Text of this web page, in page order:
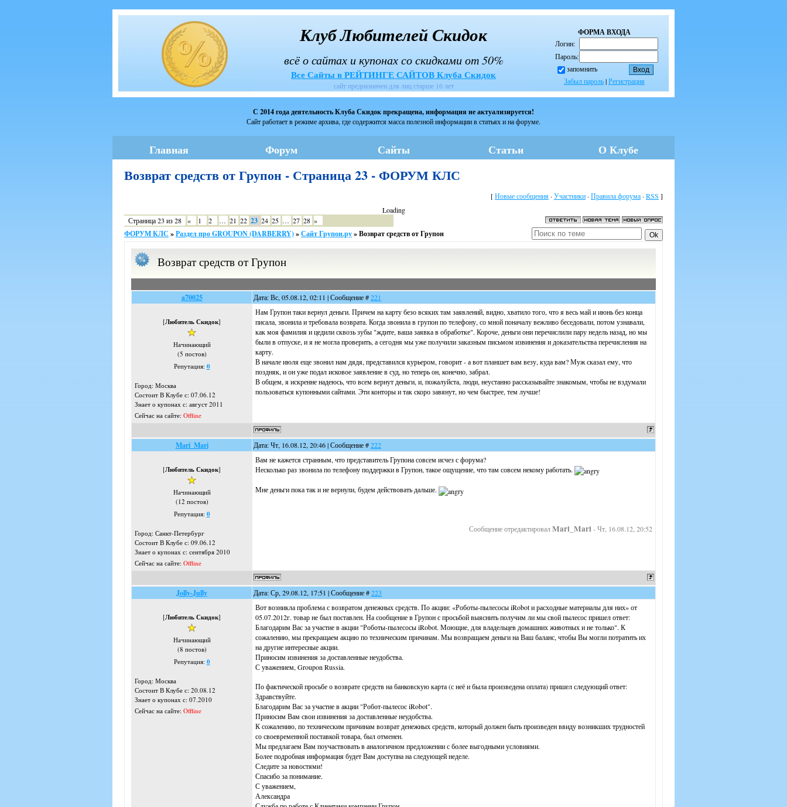
ФОРМА ВХОДА
Логин:
Пароль:
запомнить
Забыл пароль|Регистрация
Клуб Любителей Скидок
всё о сайтах и купонах со скидками от 50%
Все Сайты в РЕЙТИНГЕ САЙТОВ Клуба Скидок
сайт предназначен для лиц старше 16 лет
С 2014 года деятельность Клуба Скидок прекращена, информация не актуализируется!
Сайт работает в режиме архива, где содержится масса полезной информации в статьях и на форуме.
Главная Форум Сайты Статьи О Клубе
Возврат средств от Групон - Страница 23 - ФОРУМ КЛС
[Новые сообщения · Участники · Правила форума · RSS ]
Loading
Страница23 из28 « 1 2 … 21 22 23 24 25 … 27 28 »
ФОРУМ КЛС »Раздел про GROUPON (DARBERRY)»Сайт Групон.ру»Возврат средств от Групон
Возврат средств от Групон
a70025 Дата: Вс, 05.08.12, 02:11 | Сообщение #221
[Любитель Скидок]
Начинающий
(5 постов)
Репутация: 0
Город: Москва
Состоит В Клубе с: 07.06.12
Знает о купонах с: август 2011
Сейчас на сайте: Offline
Нам Групон таки вернул деньги. Причем на карту безо всяких там заявлений, видно, хватило того, что я весь май и июнь без конца
писала, звонила и требовала возврата. Когда звонила в групон по телефону, со мной поначалу вежливо беседовали, потом узнавали,
как моя фамилия и цедили сквозь зубы "ждите, ваша заявка в обработке". Короче, деньги они перечислили пару недель назад, но мы
были в отпуске, и я не могла проверить, а сегодня мы уже получили заказным письмом извинения и доказательства перечисления на
карту.
В начале июля еще звонил нам дядя, представился курьером, говорит - а вот планшет вам везу, куда вам? Муж сказал ему, что
поздняк, и он уже подал исковое заявление в суд, но теперь он, конечно, забрал.
В общем, я искренне надеюсь, что всем вернут деньги, и, пожалуйста, люди, неустанно рассказывайте знакомым, чтобы не вздумали
пользоваться купонными сайтами. Эти конторы и так скоро завянут, но чем быстрее, тем лучше!
Mari_Mari Дата: Чт, 16.08.12, 20:46 | Сообщение #222
[Любитель Скидок]
Начинающий
(12 постов)
Репутация: 0
Город: Санкт-Петербург
Состоит В Клубе с: 09.06.12
Знает о купонах с: сентября 2010
Сейчас на сайте: Offline
Вам не кажется странным, что представитель Групона совсем исчез с форума?
Несколько раз звонила по телефону поддержки в Групон, такое ощущение, что там совсем некому работать.
Мне деньги пока так и не вернули, будем действовать дальше.
Сообщение отредактировалMari_Mari -Чт, 16.08.12, 20:52
Jolly-Jully Дата: Ср, 29.08.12, 17:51 | Сообщение #223
[Любитель Скидок]
Начинающий
(8 постов)
Репутация: 0
Город: Москва
Состоит В Клубе с: 20.08.12
Знает о купонах с: 07.2010
Сейчас на сайте: Offline
Вот возникла проблема с возвратом денежных средств. По акции: «Роботы-пылесосы iRobot и расходные материалы для них» от
05.07.2012г. товар не был поставлен. На сообщение в Групон с просьбой выяснить получим ли мы свой пылесос пришел ответ:
Благодарим Вас за участие в акции "Роботы-пылесосы iRobot. Моющие, для владельцев домашних животных и не только". К
сожалению, мы прекращаем акцию по техническим причинам. Мы возвращаем деньги на Ваш баланс, чтобы Вы могли потратить их
на другие интересные акции.
Приносим извинения за доставленные неудобства.
С уважением, Groupon Russia.
По фактической просьбе о возврате средств на банковскую карта (с неё и была произведена оплата) пришел следующий ответ:
Здравствуйте.
Благодарим Вас за участие в акции "Робот-пылесос iRobot".
Приносим Вам свои извинения за доставленные неудобства.
К сожалению, по техническим причинам возврат денежных средств, который должен быть произведен ввиду возникших трудностей
со своевременной поставкой товара, был отменен.
Мы предлагаем Вам поучаствовать в аналогичном предложении с более выгодными условиями.
Более подробная информация будет Вам доступна на следующей неделе.
Следите за новостями!
Спасибо за понимание.
С уважением,
Александра